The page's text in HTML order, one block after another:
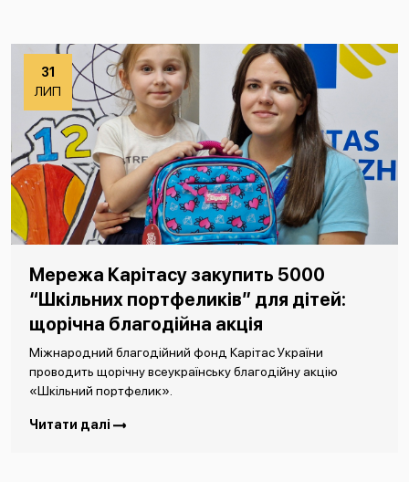
31
ЛИП
Мережа Карітасу закупить 5000
“Шкільних портфеликів” для дітей:
щорічна благодійна акція
Міжнародний благодійний фонд Карітас України
проводить щорічну всеукраїнську благодійну акцію
«Шкільний портфелик».
Читати далі